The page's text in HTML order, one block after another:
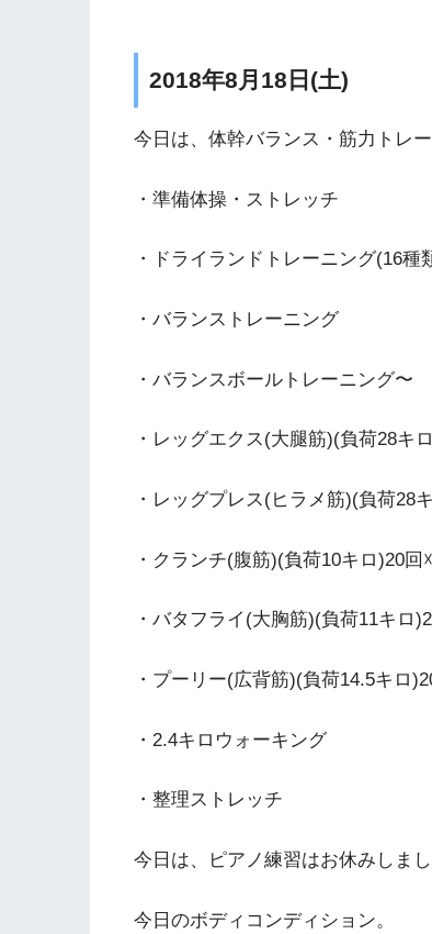
2018年8月18日(土)
今日は、体幹バランス・筋力トレ
・準備体操・ストレッチ
・ドライランドトレーニング(16種
・バランストレーニング
・バランスボールトレーニング〜
・レッグエクス(大腿筋)(負荷28キ
・レッグプレス(ヒラメ筋)(負荷28
・クランチ(腹筋)(負荷10キロ)20回
・バタフライ(大胸筋)(負荷11キロ
・プーリー(広背筋)(負荷14.5キロ
・2.4キロウォーキング
・整理ストレッチ
今日は、ピアノ練習はお休みしまし
今日のボディコンディション。